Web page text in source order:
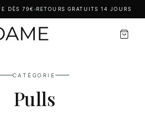
DÈS 79€ RETOURS GRATUITS 14 JOURS
CATÉGORIE
Pulls